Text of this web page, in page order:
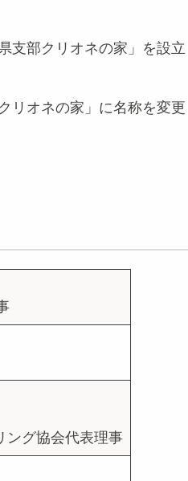
支部クリオネの家」を設立
リオネの家」に名称を変更
ング協会代表理事